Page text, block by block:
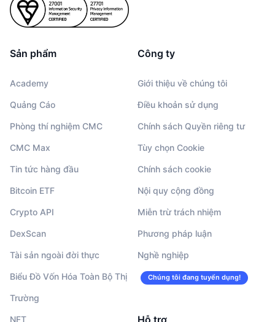
Sản phẩm
Academy
Quảng Cáo
Phòng thí nghiệm CMC
CMC Max
Tin tức hàng đầu
Bitcoin ETF
Crypto API
DexScan
Tài sản ngoài đời thực
Biểu Đồ Vốn Hóa Toàn Bộ Thị
Trường
NFT
Công ty
Giới thiệu về chúng tôi
Điều khoản sử dụng
Chính sách Quyền riêng tư
Tùy chọn Cookie
Chính sách cookie
Nội quy cộng đồng
Miễn trừ trách nhiệm
Phương pháp luận
Nghề nghiệp
Chúng tôi đang tuyển dụng!
Hỗ trợ